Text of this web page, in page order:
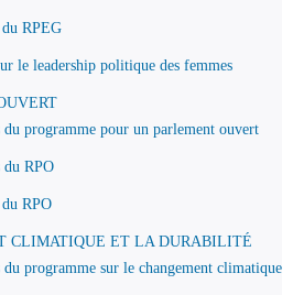
RPEG
le leadership politique des femmes
du programme pour un parlement ouvert
du RPO
RPO
CLIMATIQUE ET LA DURABILITÉ
du programme sur le changement climatique